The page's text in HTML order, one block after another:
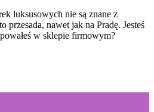
luksusowych nie są znane z
przesada, nawet jak na Pradę. Jesteś
w sklepie firmowym?